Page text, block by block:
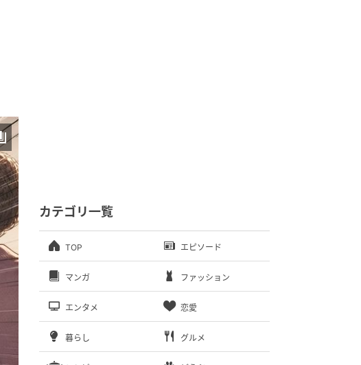
カテゴリ一覧
TOP エピソード
マンガ ファッション
エンタメ 恋愛
暮らし グルメ